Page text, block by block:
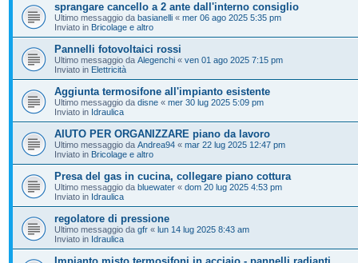
sprangare cancello a 2 ante dall'interno consiglio
Ultimo messaggio da basianelli « mer 06 ago 2025 5:35 pm
Inviato in Bricolage e altro
Pannelli fotovoltaici rossi
Ultimo messaggio da Alegenchi « ven 01 ago 2025 7:15 pm
Inviato in Elettricità
Aggiunta termosifone all'impianto esistente
Ultimo messaggio da disne « mer 30 lug 2025 5:09 pm
Inviato in Idraulica
AIUTO PER ORGANIZZARE piano da lavoro
Ultimo messaggio da Andrea94 « mar 22 lug 2025 12:47 pm
Inviato in Bricolage e altro
Presa del gas in cucina, collegare piano cottura
Ultimo messaggio da bluewater « dom 20 lug 2025 4:53 pm
Inviato in Idraulica
regolatore di pressione
Ultimo messaggio da gfr « lun 14 lug 2025 8:43 am
Inviato in Idraulica